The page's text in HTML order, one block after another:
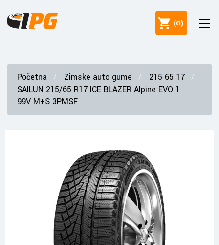
(0)
Početna Zimske auto gume
215 65 17
SAILUN 215/65 R17 ICE BLAZER Alpine EVO 1
99V M+S 3PMSF